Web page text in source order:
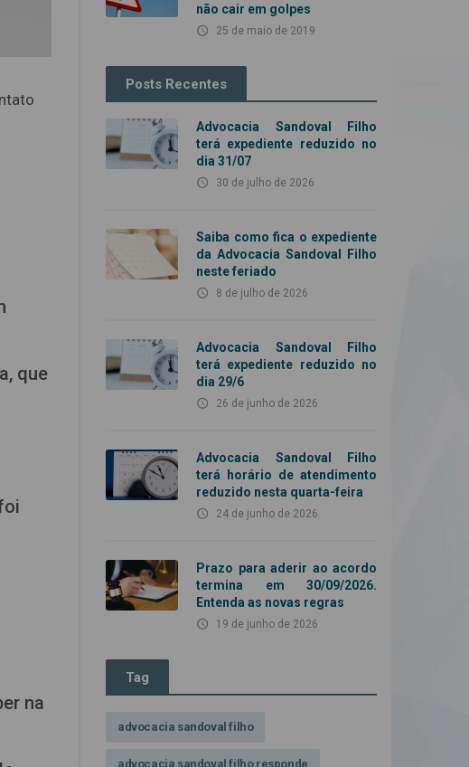
que
na
não cair em golpes
access_time 25 de maio de 2019
Posts Recentes
Advocacia Sandoval Filho
terá expediente reduzido no
dia 31/07
access_time 30 de julho de 2026
Saiba como fica o expediente
da Advocacia Sandoval Filho
neste feriado
access_time 8 de julho de 2026
Advocacia Sandoval Filho
terá expediente reduzido no
dia 29/6
access_time 26 de junho de 2026
Advocacia Sandoval Filho
terá horário de atendimento
reduzido nesta quarta-feira
access_time 24 de junho de 2026
Prazo para aderir ao acordo
termina em 30/09/2026.
Entenda as novas regras
access_time 19 de junho de 2026
Tag
advocacia sandoval filho
advocacia sandoval filho responde